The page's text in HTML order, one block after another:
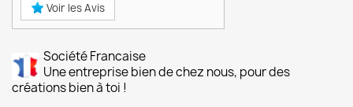
Voir les Avis
Société Francaise
Une entreprise bien de chez nous, pour des
créations bien à toi !